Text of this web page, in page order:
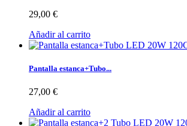
29,00 €
Añadir al carrito
Pantalla estanca+Tubo...
27,00 €
Añadir al carrito